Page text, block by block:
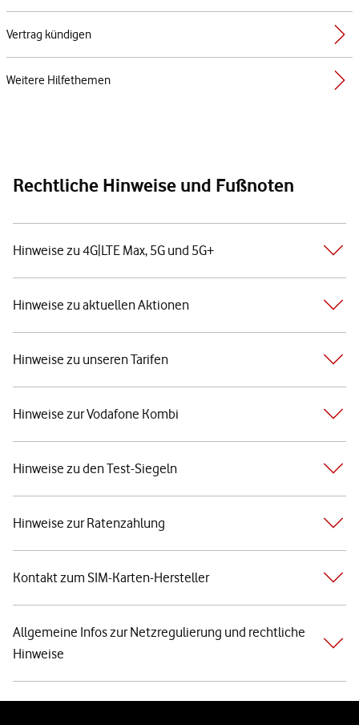
Vertrag kündigen
Weitere Hilfethemen
Rechtliche Hinweise und Fußnoten
Hinweise zu 4G|LTE Max, 5G und 5G+
Hinweise zu aktuellen Aktionen
Hinweise zu unseren Tarifen
Hinweise zur Vodafone Kombi
Hinweise zu den Test-Siegeln
Hinweise zur Ratenzahlung
Kontakt zum SIM-Karten-Hersteller
Allgemeine Infos zur Netzregulierung und rechtliche
Hinweise